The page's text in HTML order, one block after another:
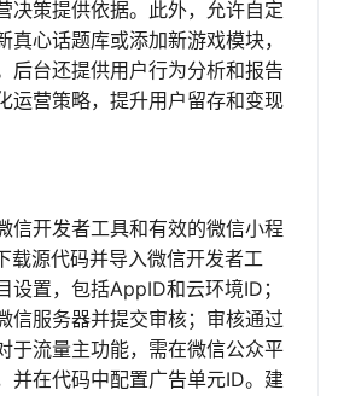
决策提供依据。此外，允许自定
真心话题库或添加新游戏模块，
后台还提供用户行为分析和报告
运营策略，提升用户留存和变现
信开发者工具和有效的微信小程
载源代码并导入微信开发者工
设置，包括AppID和云环境ID；
信服务器并提交审核；审核通过
于流量主功能，需在微信公众平
并在代码中配置广告单元ID。建